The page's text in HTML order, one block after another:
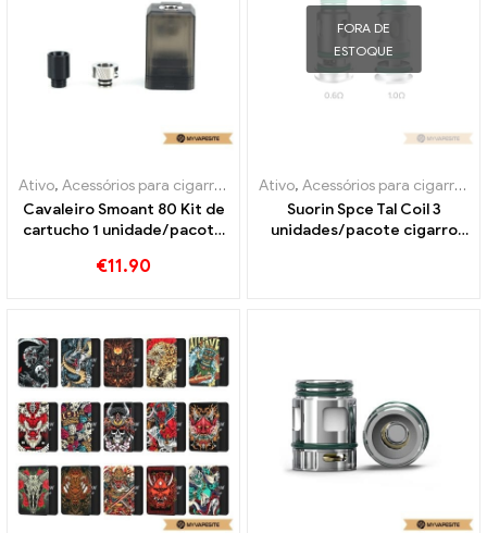
Ativo, Acessórios para cigarros eletrônicos ,Evaporador
Cavaleiro Smoant 80 Kit de
cartucho 1 unidade/pacote
atacado丨Personalizado
€11.90
FORA DE
ESTOQUE
Ativo, Acessórios para cigarros eletrônicos
Suorin Spce Tal Coil 3
unidades/pacote cigarro